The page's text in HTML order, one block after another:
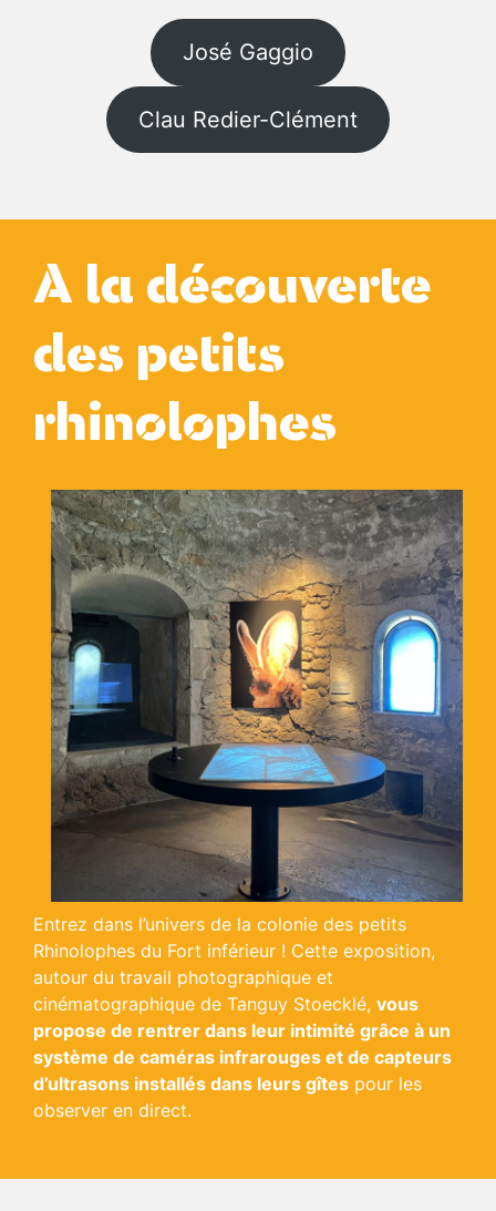
José Gaggio
Clau Redier-Clément
A la découverte
des petits
rhinolophes
Entrez dans l’univers de la colonie des petits
Rhinolophes du Fort inférieur ! Cette exposition,
autour du travail photographique et
cinématographique de Tanguy Stoecklé, vous
propose de rentrer dans leur intimité grâce à un
système de caméras infrarouges et de capteurs
d’ultrasons installés dans leurs gîtes pour les
observer en direct.